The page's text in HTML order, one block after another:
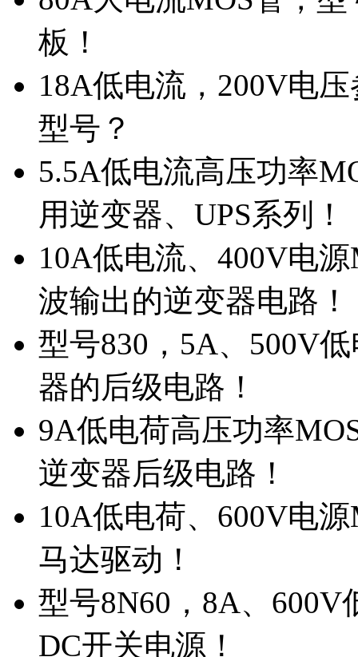
板！
18A低电流，200V电
型号？
5.5A低电流高压功率
用逆变器、UPS系列！
10A低电流、400V电
波输出的逆变器电路！
型号830，5A、500V
器的后级电路！
9A低电荷高压功率
逆变器后级电路！
10A低电荷、600V电
马达驱动！
型号8N60，8A、
DC开关电源！